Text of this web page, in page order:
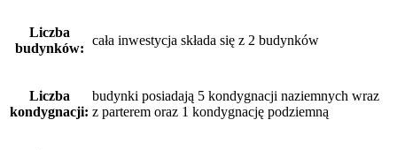
Liczba
budynków:
cała inwestycja składa się z 2 budynków
Liczba
kondygnacji:
budynki posiadają 5 kondygnacji naziemnych wraz
z parterem oraz 1 kondygnację podziemną